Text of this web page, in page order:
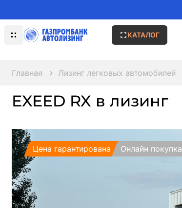
КАТАЛОГ
Главная Лизинг легковых автомобилей
EXEED RX в лизинг
Цена гарантирована Онлайн покупка